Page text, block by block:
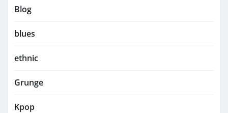
Blog
blues
ethnic
Grunge
Kpop